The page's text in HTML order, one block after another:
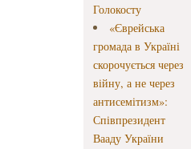
Голокосту
«Єврейська
громада в Україні
скорочується через
війну, а не через
антисемітизм»:
Співпрезидент
Вааду України